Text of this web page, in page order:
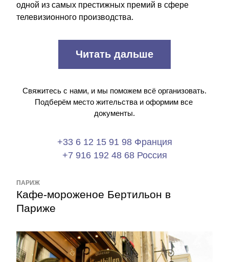
одной из самых престижных премий в сфере
телевизионного производства.
Читать дальше
Свяжитесь с нами, и мы поможем всё организовать.
Подберём место жительства и оформим все
документы.
+33 6 12 15 91 98 Франция
+7 916 192 48 68 Россия
ПАРИЖ
Кафе-мороженое Бертильон в
Париже